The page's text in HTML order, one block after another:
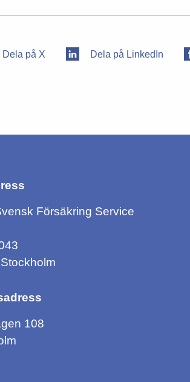
Dela på X Dela på LinkedIn
Försäkring Service
108